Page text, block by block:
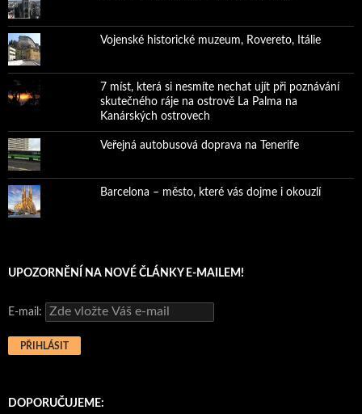
Vojenské historické muzeum, Rovereto, Itálie
7 míst, která si nesmíte nechat ujít při poznávání
skutečného ráje na ostrově La Palma na
Kanárských ostrovech
Veřejná autobusová doprava na Tenerife
Barcelona – město, které vás dojme i okouzlí
UPOZORNĚNÍ NA NOVÉ ČLÁNKY E-MAILEM!
E-mail:
DOPORUČUJEME: